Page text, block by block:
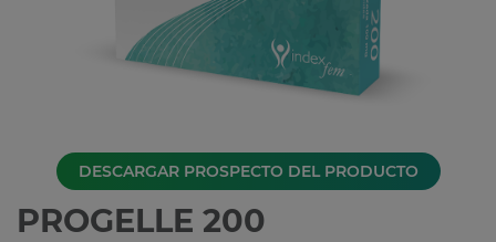
DESCARGAR PROSPECTO DEL PRODUCTO
PROGELLE 200